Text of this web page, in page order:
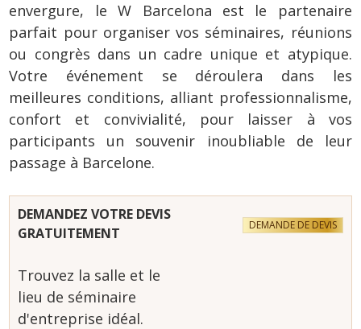
envergure, le W Barcelona est le partenaire
parfait pour organiser vos séminaires, réunions
ou congrès dans un cadre unique et atypique.
Votre événement se déroulera dans les
meilleures conditions, alliant professionnalisme,
confort et convivialité, pour laisser à vos
participants un souvenir inoubliable de leur
passage à Barcelone.
DEMANDEZ VOTRE DEVIS
GRATUITEMENT
Trouvez la salle et le
lieu de séminaire
d'entreprise idéal.
DEMANDE DE DEVIS